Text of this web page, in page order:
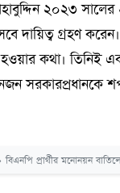
২০২৩
দায়িত্ব গ্রহণ
কথা। তিনিই
সরকারপ্রধানকে
বিএনপি প্রার্থীর মনোনয়ন